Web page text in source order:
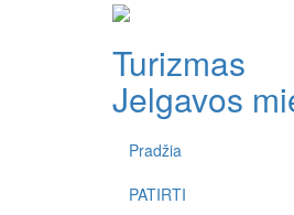
Turizmas
Jelgavos
Pradžia
PATIRTI